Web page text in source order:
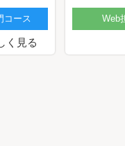
コース
く見る
Web